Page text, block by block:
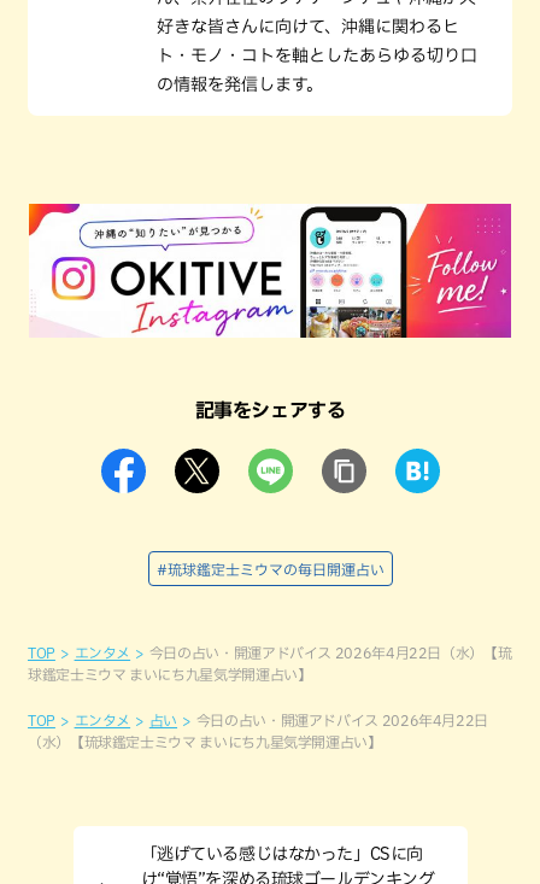
好きな皆さんに向けて、沖縄に関わるヒ
ト・モノ・コトを軸としたあらゆる切り口
の情報を発信します。
記事をシェアする
#琉球鑑定士ミウマの毎日開運占い
TOP エンタメ
今日の占い・開運アドバイス 2026年4月22日（水）【琉
球鑑定士ミウマ まいにち九星気学開運占い】
TOP エンタメ 占い
今日の占い・開運アドバイス 2026年4月22日
（水）【琉球鑑定士ミウマ まいにち九星気学開運占い】
「逃げている感じはなかった」CSに向
け“覚悟”を深める琉球ゴールデンキング